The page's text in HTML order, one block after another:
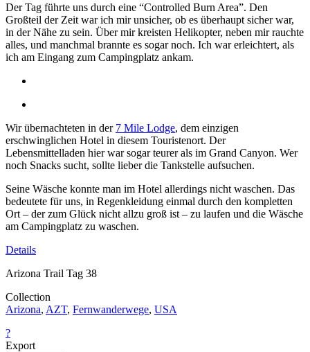
Der Tag führte uns durch eine “Controlled Burn Area”. Den
Großteil der Zeit war ich mir unsicher, ob es überhaupt sicher war,
in der Nähe zu sein. Über mir kreisten Helikopter, neben mir rauchte
alles, und manchmal brannte es sogar noch. Ich war erleichtert, als
ich am Eingang zum Campingplatz ankam.
Wir übernachteten in der 7 Mile Lodge, dem einzigen
erschwinglichen Hotel in diesem Touristenort. Der
Lebensmittelladen hier war sogar teurer als im Grand Canyon. Wer
noch Snacks sucht, sollte lieber die Tankstelle aufsuchen.
Seine Wäsche konnte man im Hotel allerdings nicht waschen. Das
bedeutete für uns, in Regenkleidung einmal durch den kompletten
Ort – der zum Glück nicht allzu groß ist – zu laufen und die Wäsche
am Campingplatz zu waschen.
Details
Arizona Trail Tag 38
Collection
Arizona, AZT, Fernwanderwege, USA
?
Export